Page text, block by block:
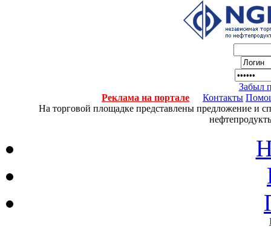
Забыл
Реклама на портале
Контакты
На торговой площадке представлены предложение и